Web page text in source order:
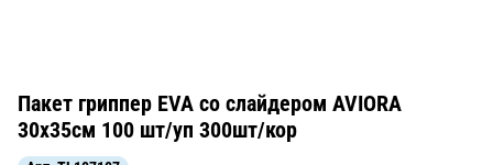
Пакет гриппер EVA со слайдером AVIORA
30х35см 100 шт/уп 300шт/кор